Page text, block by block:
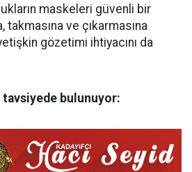
maskeleri güvenli bir
takmasına ve çıkarmasına
gözetimi ihtiyacını da
bulunuyor: